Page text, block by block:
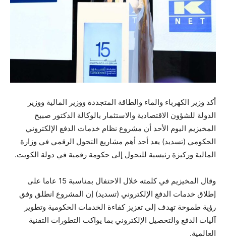
أكد وزير الكهرباء والماء والطاقة المتجددة ووزير المالية ووزير
الدولة للشؤون الاقتصادية والاستثمار بالوكالة الدكتور صبيح
المخيزيم اليوم الأحد أن مشروع نظام خدمات الدفع الإلكتروني
الحكومي (تسديد) يعد أحد أهم مشاريع التحول الرقمي في وزارة
المالية وركيزة رئيسية للتحول إلى حكومة رقمية في دولة الكويت.
وقال المخيزيم في كلمته خلال الاحتفال بمناسبة 15 عاما على
إطلاق خدمات الدفع الإلكتروني (تسديد) إن المشروع انطلق وفق
رؤية طموحة تهدف إلى تعزيز كفاءة الخدمات الحكومية وتطوير
آليات الدفع والتحصيل الإلكتروني بما يواكب التطورات التقنية
العالمية.